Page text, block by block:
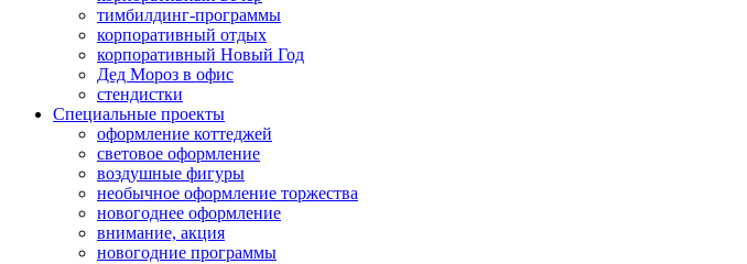
тимбилдинг-программы
корпоративный отдых
корпоративный Новый Год
Дед Мороз в офис
стендистки
Специальные проекты
оформление коттеджей
световое оформление
воздушные фигуры
необычное оформление торжества
новогоднее оформление
внимание, акция
новогодние программы